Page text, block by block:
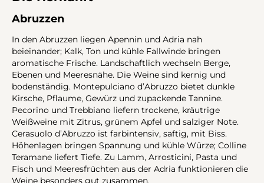
Abruzzen
In den Abruzzen liegen Apennin und Adria nah
beieinander; Kalk, Ton und kühle Fallwinde bringen
aromatische Frische. Landschaftlich wechseln Berge,
Ebenen und Meeresnähe. Die Weine sind kernig und
bodenständig. Montepulciano d’Abruzzo bietet dunkle
Kirsche, Pflaume, Gewürz und zupackende Tannine.
Pecorino und Trebbiano liefern trockene, kräutrige
Weißweine mit Zitrus, grünem Apfel und salziger Note.
Cerasuolo d’Abruzzo ist farbintensiv, saftig, mit Biss.
Höhenlagen bringen Spannung und kühle Würze; Colline
Teramane liefert Tiefe. Zu Lamm, Arrosticini, Pasta und
Fisch und Meeresfrüchten aus der Adria funktionieren die
Weine besonders gut zusammen.